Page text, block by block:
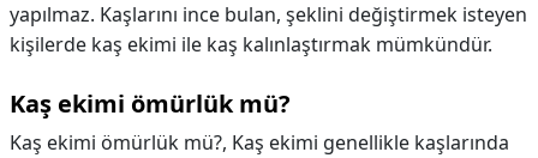
yapılmaz. Kaşlarını ince bulan, şeklini değiştirmek isteyen
kişilerde kaş ekimi ile kaş kalınlaştırmak mümkündür.
Kaş ekimi ömürlük mü?
Kaş ekimi ömürlük mü?, Kaş ekimi genellikle kaşlarında